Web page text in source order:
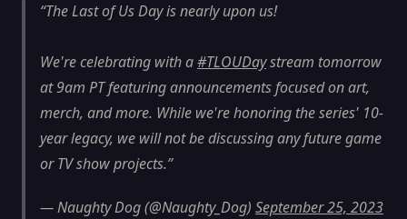
The Last of Us Day is nearly upon us!
We're celebrating with a#TLOUDaystream tomorrow
at 9am PT featuring announcements focused on art,
merch, and more. While we're honoring the series' 10-
year legacy, we will not be discussing any future game
or TV show projects.
— Naughty Dog (@Naughty_Dog) September 25, 2023